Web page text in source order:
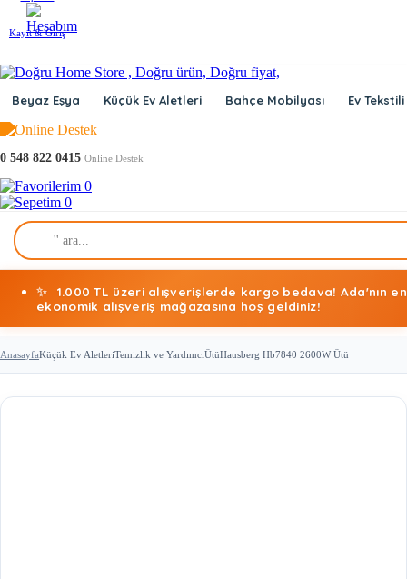
Kayıt & Giriş
Beyaz Eşya Küçük Ev Aletleri Bahçe Mobilyası Ev Tekstili
0 548 822 0415 Online Destek
0
0
✨
1.000 TL üzeri alışverişlerde kargo bedava! Ada'nın en
ekonomik alışveriş mağazasına hoş geldiniz!
AnasayfaKüçük Ev AletleriTemizlik ve YardımcıÜtüHausberg Hb7840 2600W Ütü